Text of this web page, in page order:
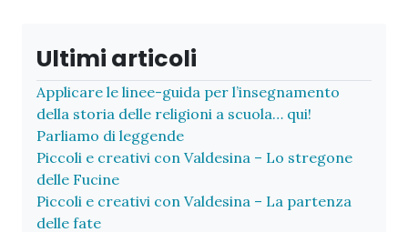
Ultimi articoli
Applicare le linee-guida per l’insegnamento
della storia delle religioni a scuola… qui!
Parliamo di leggende
Piccoli e creativi con Valdesina – Lo stregone
delle Fucine
Piccoli e creativi con Valdesina – La partenza
delle fate